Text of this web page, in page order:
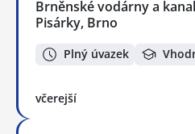
Brněnské vodárny a
Pisárky, Brno
Plný úvazek
včerejší